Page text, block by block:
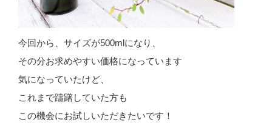
今回から、サイズが500mlになり、
その分お求めやすい価格になっています
気になっていたけど、
これまで躊躇していた方も
この機会にお試しいただきたいです！